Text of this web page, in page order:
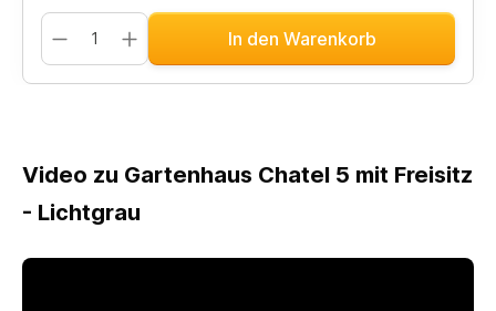
In den Warenkorb
Video zu Gartenhaus Chatel 5 mit Freisitz
- Lichtgrau